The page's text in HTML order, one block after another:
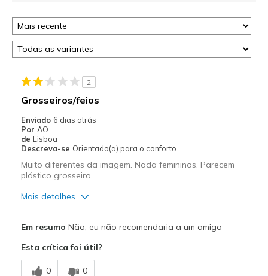
2
Grosseiros/feios
Enviado 6 dias atrás
Por AO
de Lisboa
Descreva-se Orientado(a) para o conforto
Muito diferentes da imagem. Nada femininos. Parecem
plástico grosseiro.
Mais detalhes
Contras
Em resumo Não, eu não recomendaria a um amigo
Esta crítica foi útil?
0 0